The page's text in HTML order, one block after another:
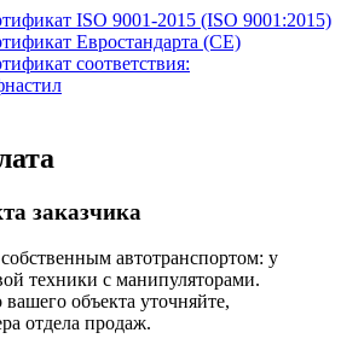
ISO 9001-2015 (ISO 9001:2015)
Евростандарта (CE)
соответствия:
заказчика
автотранспортом: у
техники с манипуляторами.
объекта уточняйте,
отдела продаж.